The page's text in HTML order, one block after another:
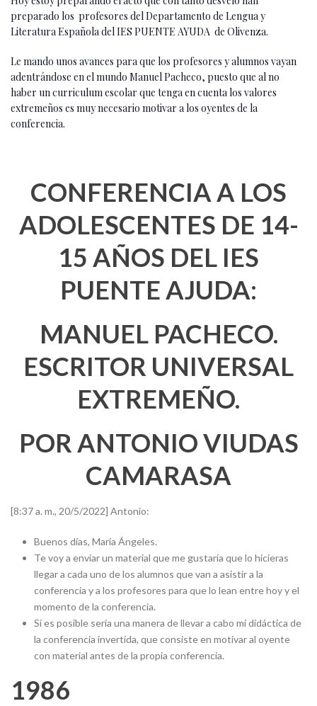
preparado los profesores del Departamento de Lengua y
Literatura Española del IES PUENTE AYUDA de Olivenza.
Le mando unos avances para que los profesores y alumnos vayan
adentrándose en el mundo Manuel Pacheco, puesto que al no
haber un curriculum escolar que tenga en cuenta los valores
extremeños es muy necesario motivar a los oyentes de la
conferencia.
CONFERENCIA A LOS
ADOLESCENTES DE 14-
15 AÑOS DEL IES
PUENTE AJUDA:
MANUEL PACHECO.
ESCRITOR UNIVERSAL
EXTREMEÑO.
POR ANTONIO VIUDAS
CAMARASA
[8:37 a. m., 20/5/2022] Antonio:
Buenos días, María Ángeles.
Te voy a enviar un material que me gustaría que lo hicieras
llegar a cada uno de los alumnos que van a asistir a la
conferencia y a los profesores para que lo lean entre hoy y el
momento de la conferencia.
Sí es posible sería una manera de llevar a cabo mi didáctica de
la conferencia invertida, que consiste en motivar al oyente
con material antes de la propia conferencia.
1986